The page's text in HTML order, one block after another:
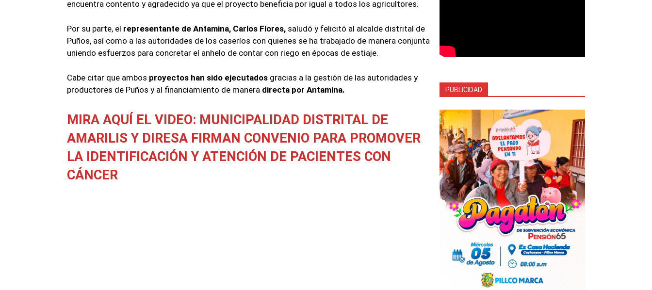
encuentra contento y agradecido ya que el proyecto beneficia por igual a todos los agricultores.
Por su parte, el representante de Antamina, Carlos Flores, saludó y felicitó al alcalde distrital de
Puños, así como a las autoridades de los caseríos con quienes se ha trabajado de manera conjunta
uniendo esfuerzos para concretar el anhelo de contar con riego en épocas de estiaje.
Cabe citar que ambos proyectos han sido ejecutados gracias a la gestión de las autoridades y
productores de Puños y al financiamiento de manera directa por Antamina.
MIRA AQUÍ EL VIDEO: MUNICIPALIDAD DISTRITAL DE
AMARILIS Y DIRESA FIRMAN CONVENIO PARA PROMOVER
LA IDENTIFICACIÓN Y ATENCIÓN DE PACIENTES CON
CÁNCER
PUBLICIDAD